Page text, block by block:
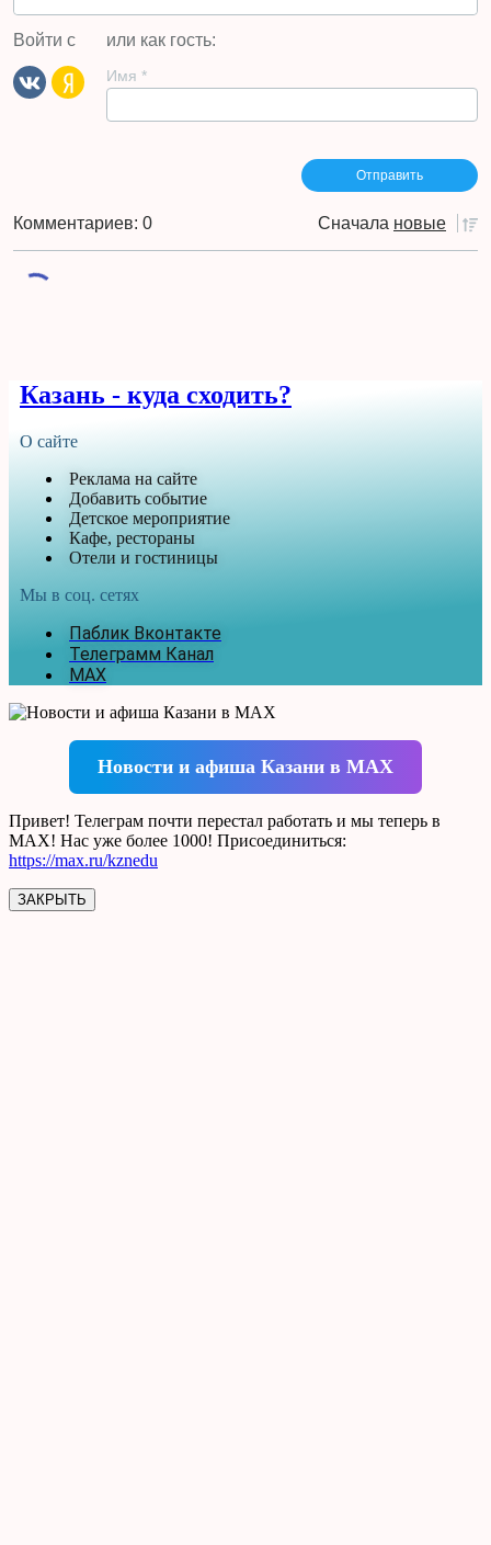
Войти с или как гость:
Имя *
Комментариев: 0 Сначала новые
Пока еще не было комментариев
Казань - куда сходить?
О сайте
Реклама на сайте
Добавить событие
Детское мероприятие
Кафе, рестораны
Отели и гостиницы
Мы в соц. сетях
Паблик Вконтакте
Телеграмм Канал
MAX
Новости и афиша Казани в MAX
Привет! Телеграм почти перестал работать и мы теперь в
MAX! Нас уже более 1000! Присоединиться:
https://max.ru/kznedu
ЗАКРЫТЬ